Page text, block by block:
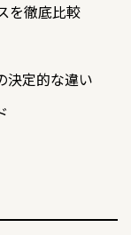
を徹底比較
決定的な違い